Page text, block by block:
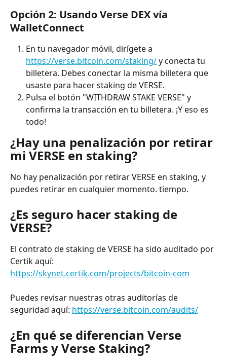
Opción 2: Usando Verse DEX vía
WalletConnect
En tu navegador móvil, dirígete a
https://verse.bitcoin.com/staking/ y conecta tu
billetera. Debes conectar la misma billetera que
usaste para hacer staking de VERSE.
Pulsa el botón "WITHDRAW STAKE VERSE" y
confirma la transacción en tu billetera. ¡Y eso es
todo!
¿Hay una penalización por retirar
mi VERSE en staking?
No hay penalización por retirar VERSE en staking, y
puedes retirar en cualquier momento. tiempo.
¿Es seguro hacer staking de
VERSE?
El contrato de staking de VERSE ha sido auditado por
Certik aquí:
https://skynet.certik.com/projects/bitcoin-com
Puedes revisar nuestras otras auditorías de
seguridad aquí: https://verse.bitcoin.com/audits/
¿En qué se diferencian Verse
Farms y Verse Staking?